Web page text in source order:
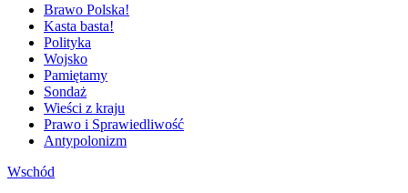
Brawo Polska!
Kasta basta!
Polityka
Wojsko
Pamiętamy
Sondaż
Wieści z kraju
Prawo i Sprawiedliwość
Antypolonizm
Wschód